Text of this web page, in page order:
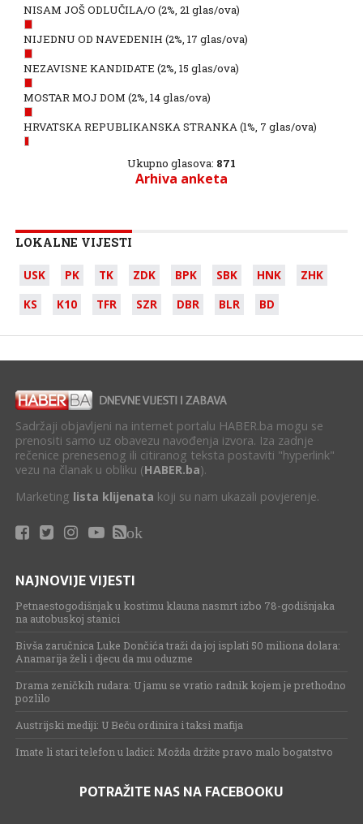
NISAM JOŠ ODLUČILA/O (2%, 21 glas/ova)
NIJEDNU OD NAVEDENIH (2%, 17 glas/ova)
NEZAVISNE KANDIDATE (2%, 15 glas/ova)
MOSTAR MOJ DOM (2%, 14 glas/ova)
HRVATSKA REPUBLIKANSKA STRANKA(1%, 7 glas/ova)
Ukupno glasova: 871
Arhiva anketa
LOKALNE VIJESTI
USK PK TK ZDK BPK SBK HNK
ZHK
KS
K10 TFR SZR DBR BLR BD
Sadržaji objavljeni na internet portalu HABER.ba mogu se
prenositi samo uz obavezu navođenja izvora. Iza zadnje
rečenice prenesenog ili citiranog teksta postaviti "hyperlink"
vezu na članak u obliku (HABER.ba).
Marketing lista klijenata koji su nam ukazali povjerenje.
ok
NAJNOVIJE VIJESTI
Petnaestogodišnjak u kostimu klauna nasmrt izbo 78-godišnjaka
na autobuskoj stanici
Bivša zaručnica Luke Dončića traži da joj isplati 50 miliona dolara:
Anamarija želi i djecu da mu oduzme
Drama zeničkih rudara: U jamu se vratio radnik kojem je prethodno
pozlilo
Austrijski mediji: U Beču ordinira i taksi mafija
Imate li stari telefon u ladici: Možda držite pravo malo bogatstvo
POTRAŽITE NAS NA FACEBOOKU